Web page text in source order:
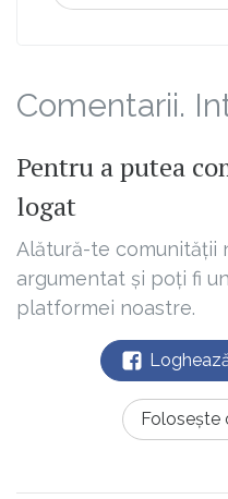
Comentarii.
Pentru a putea
logat
Alătură-te comunității
argumentat și poți fi
platformei noastre.
Folosește